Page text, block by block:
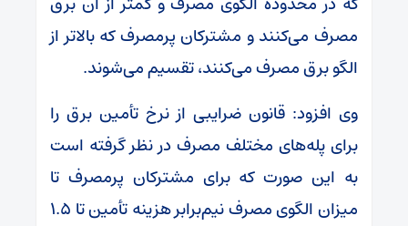
مصرف می‌کنند و مشترکان پرمصرف که بالاتر از
الگو برق مصرف می‌کنند، تقسیم می‌شوند.
وی افزود: قانون ضرایبی از نرخ تأمین برق را
برای پله‌های مختلف مصرف در نظر گرفته است
به این صورت که برای مشترکان پرمصرف تا
میزان الگوی مصرف نیم‌برابر هزینه تأمین تا ۱.۵